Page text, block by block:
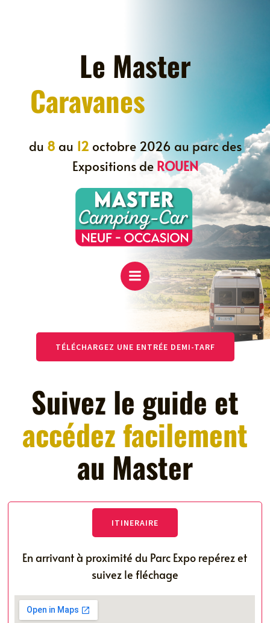
Le Master
Caravanes
du 8 au 12 octobre 2026 au parc des
Expositions de ROUEN
TÉLÉCHARGEZ UNE ENTRÉE DEMI-TARF
Suivez le guide et
accédez facilement
au Master
ITINERAIRE
En arrivant à proximité du Parc Expo repérez et
suivez le fléchage